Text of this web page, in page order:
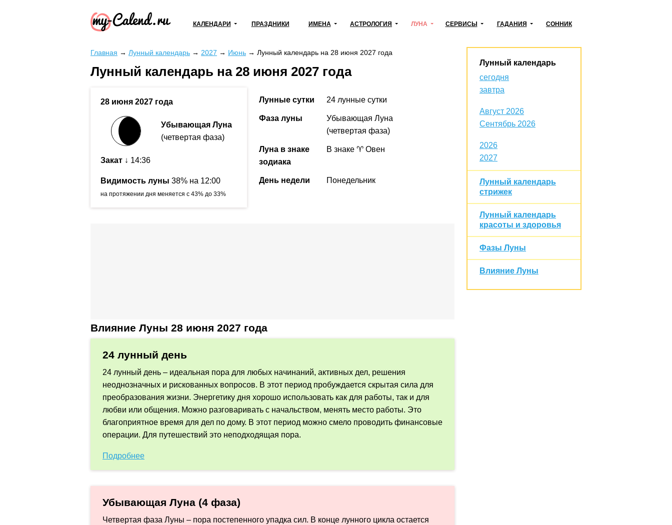
КАЛЕНДАРИ ПРАЗДНИКИ ИМЕНА АСТРОЛОГИЯ ЛУНА СЕРВИСЫ ГАДАНИЯ СОННИК
Главная → Лунный календарь → 2027 → Июнь → Лунный календарь на 28 июня 2027 года
Лунный календарь на 28 июня 2027 года
28 июня 2027 года
Убывающая Луна
(четвертая фаза)
Закат ↓ 14:36
Видимость луны 38% на 12:00
на протяжении дня меняется с 43% до 33%
Лунные сутки 24 лунные сутки
Фаза луны
Убывающая Луна
(четвертая фаза)
Луна в знаке
зодиака
В знаке ♈ Овен
День недели Понедельник
Влияние Луны 28 июня 2027 года
24 лунный день
24 лунный день – идеальная пора для любых начинаний, активных дел, решения
неоднозначных и рискованных вопросов. В этот период пробуждается скрытая сила для
преобразования жизни. Энергетику дня хорошо использовать как для работы, так и для
любви или общения. Можно разговаривать с начальством, менять место работы. Это
благоприятное время для дел по дому. В этот период можно смело проводить финансовые
операции. Для путешествий это неподходящая пора.
Подробнее
Убывающая Луна (4 фаза)
Четвертая фаза Луны – пора постепенного упадка сил. В конце лунного цикла остается
Лунный календарь
сегодня
завтра
Август 2026
Сентябрь 2026
2026
2027
Лунный календарь
стрижек
Лунный календарь
красоты и здоровья
Фазы Луны
Влияние Луны